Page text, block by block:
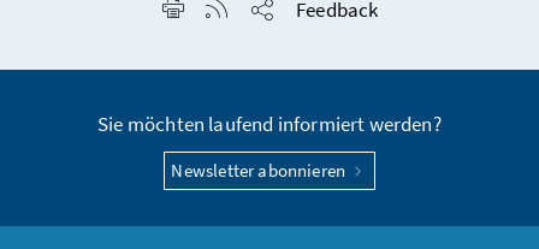
Seite drucken
RSS-Feed anzeigen
Feedback
Sie möchten laufend informiert werden?
Newsletter abonnieren